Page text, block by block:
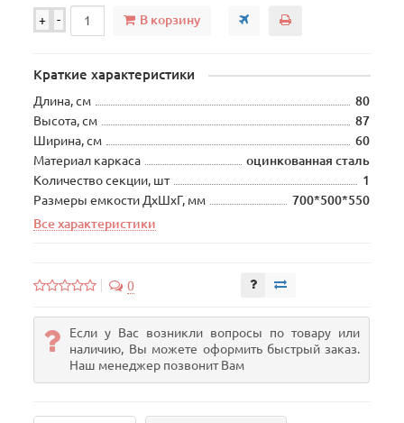
+ - В корзину
Краткие характеристики
Длина, см
80
Высота, см
87
Ширина, см
60
Материал каркаса
оцинкованная сталь
Количество секции, шт
1
Размеры емкости ДхШхГ, мм
700*500*550
Все характеристики
0
Если у Вас возникли вопросы по товару или
наличию, Вы можете оформить быстрый заказ.
Наш менеджер позвонит Вам